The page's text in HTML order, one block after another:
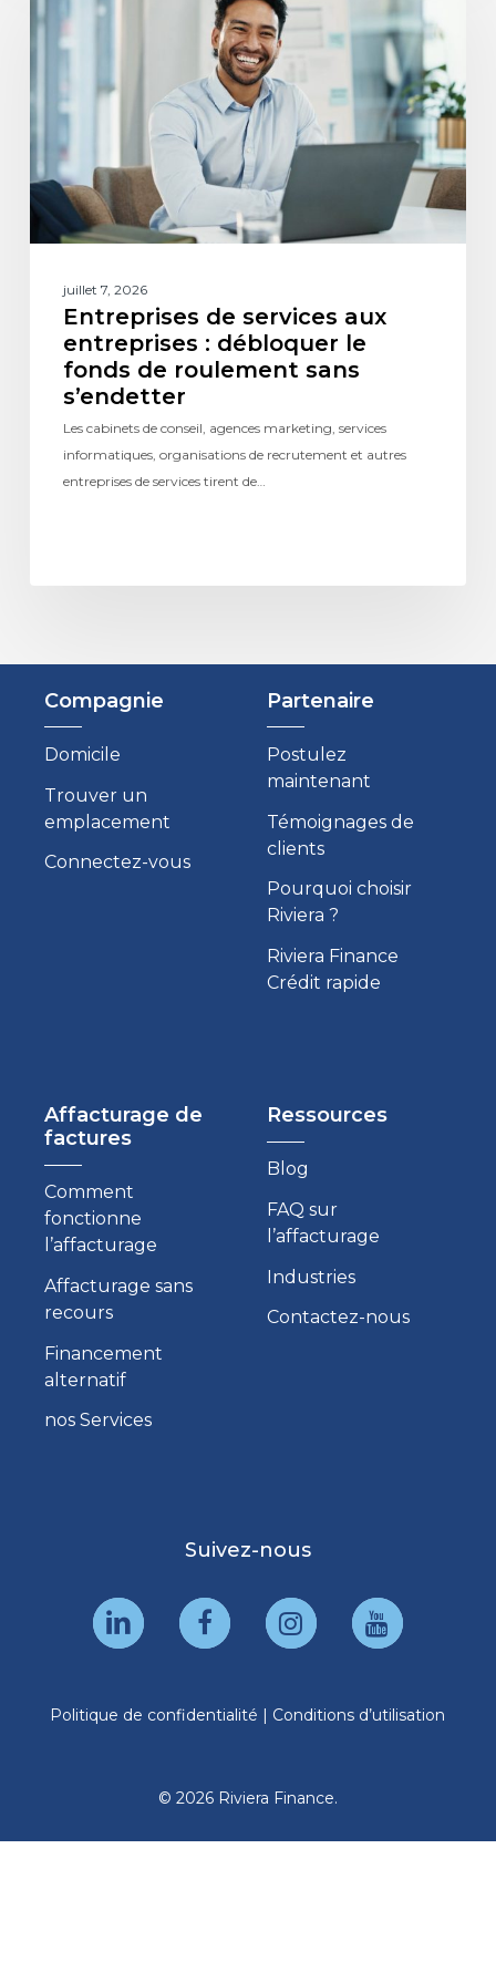
juillet 7, 2026
Entreprises de services aux
entreprises : débloquer le
fonds de roulement sans
s’endetter
Les cabinets de conseil, agences marketing, services
informatiques, organisations de recrutement et autres
entreprises de services tirent de…
Compagnie
Domicile
Trouver un
emplacement
Connectez-vous
Partenaire
Postulez
maintenant
Témoignages de
clients
Pourquoi choisir
Riviera ?
Riviera Finance
Crédit rapide
Affacturage de
factures
Comment
fonctionne
l’affacturage
Affacturage sans
recours
Financement
alternatif
nos Services
Ressources
Blog
FAQ sur
l’affacturage
Industries
Contactez-nous
Suivez-nous
Politique de confidentialité | Conditions d’utilisation
© 2026 Riviera Finance.